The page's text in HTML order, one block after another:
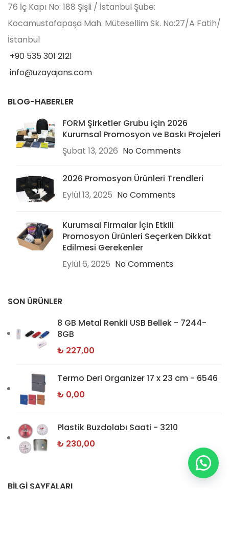
76 İç Kapı No: 188 Şişli / İstanbul Şube:
Kocamustafapaşa Mah. Mütesellim Sk. No:27/A Fatih/
İstanbul
+90 535 301 2121
info@uzayajans.com
BLOG-HABERLER
FORM Şirketler Grubu için 2026
Kurumsal Promosyon ve Baskı Projeleri
Şubat 13, 2026 No Comments
2026 Promosyon Ürünleri Trendleri
Eylül 13, 2025 No Comments
Kurumsal Firmalar İçin Etkili
Promosyon Ürünleri Seçerken Dikkat
Edilmesi Gerekenler
Eylül 6, 2025 No Comments
SON ÜRÜNLER
8 GB Metal Renkli USB Bellek - 7244-
8GB
₺ 227,00
Termo Deri Organizer 17 x 23 cm - 6546
₺ 0,00
Plastik Buzdolabı Saati - 3210
₺ 230,00
BİLGİ SAYFALARI